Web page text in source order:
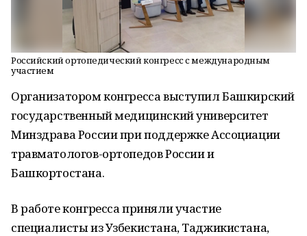
Российский ортопедический конгресс с международным
участием
Организатором конгресса выступил Башкирский
государственный медицинский университет
Минздрава России при поддержке Ассоциации
травматологов-ортопедов России и
Башкортостана.
В работе конгресса приняли участие
специалисты из Узбекистана, Таджикистана,